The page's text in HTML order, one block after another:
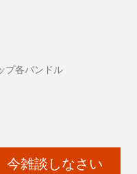
プ各バンドル
今雑談しなさい